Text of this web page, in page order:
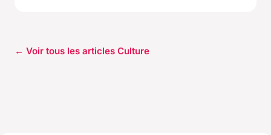
← Voir tous les articles Culture